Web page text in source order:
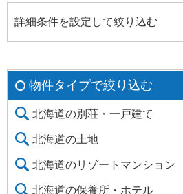
詳細条件を設定して絞り込む
物件タイプで絞り込む
北海道の別荘・一戸建て
北海道の土地
北海道のリゾートマンション
北海道の保養所・ホテル